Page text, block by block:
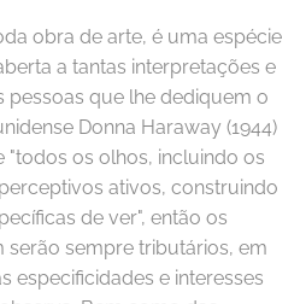
obra de arte, é uma espécie
a tantas interpretações e
pessoas que lhe dediquem o
Donna Haraway (1944)
os olhos, incluindo os
ativos, construindo
de ver", então os
serão sempre tributários, em
especificidades e interesses